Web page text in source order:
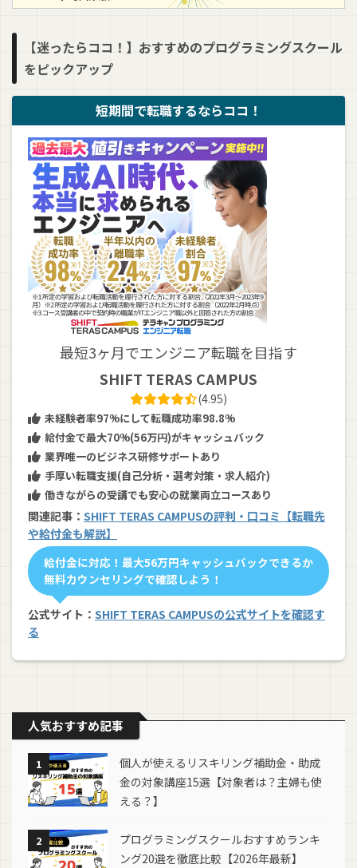
【迷ったらココ！】おすすめのプログラミングスクール
をピックアップ
短期間で転職するならココ！
最短3ヶ月でエンジニア転職を目指す
SHIFT TERAS CAMPUS
(4.95)
未経験者率97%にして転職成功率98.8%
給付金で最大70%(56万円)がキャッシュバック
業界唯一のビジネス研修サポートあり
手厚い転職支援(自己分析・選考対策・求人紹介)
働きながらの受講でも安心の就業両立コースあり
関連記事： SHIFT TERAS CAMPUSの評判・口コミ【転職先
や給付金も解説】
給付金に対応！最大56万円キャッシュバックできるか
無料カウンセリングで確認しよう！
公式サイト： SHIFT TERAS CAMPUSの公式サイトを確認す
る
人気おすすめ記事
1
個人が使えるリスキリング補助金・助成
金の対象講座15選【対象者は？主婦も使
える？】
2
プログラミングスクールおすすめランキ
ング20選を徹底比較【2026年最新】